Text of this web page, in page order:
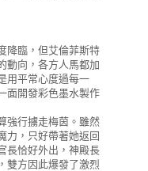
降臨，但艾倫菲斯特
動向，各方人馬都加
用平常心度過每一
面開發彩色墨水製作
強行擄走梅茵。雖然
力，只好帶著她返回
長恰好外出，神殿長
雙方因此爆發了激烈